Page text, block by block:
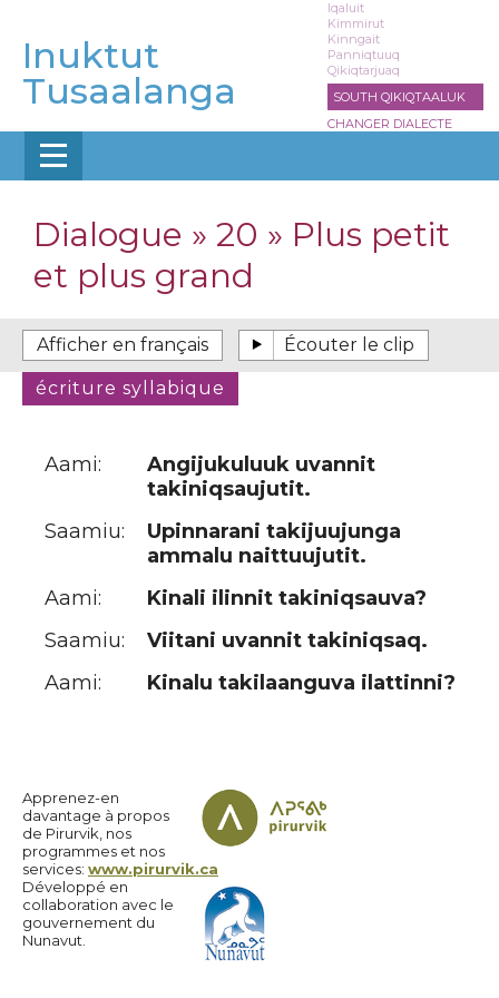
contenu
principal
Inuktut
Tusaalanga
Iqaluit
Kimmirut
Kinngait
Panniqtuuq
Qikiqtarjuaq
SOUTH QIKIQTAALUK
CHANGER DIALECTE
Dialogue » 20 » Plus petit
et plus grand
Aami:
Angijukuluuk uvannit
takiniqsaujutit.
Saamiu:
Upinnarani takijuujunga
ammalu naittuujutit.
Aami:
Kinali ilinnit takiniqsauva?
Saamiu:
Viitani uvannit takiniqsaq.
Aami:
Kinalu takilaanguva ilattinni?
Apprenez-en
davantage à propos
de Pirurvik, nos
programmes et nos
services: www.pirurvik.ca
Développé en
collaboration avec le
gouvernement du
Nunavut.